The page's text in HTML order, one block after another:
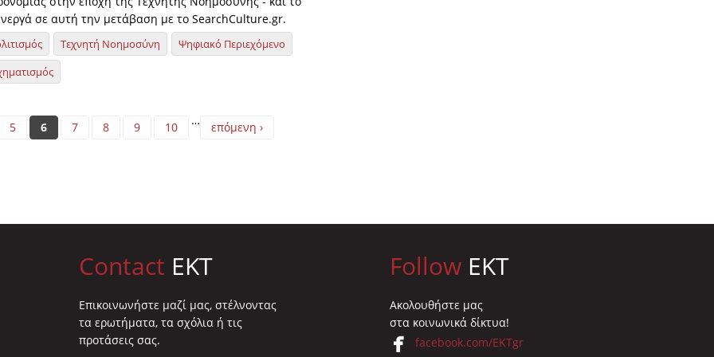
σε αυτή την μετάβαση με το SearchCulture.gr.
Τεχνητή Νοημοσύνη
Ψηφιακό Περιεχόμενο
5 6 7 8 9 10 … επόμενη ›
Contact EKT
Επικοινωνήστε μαζί μας, στέλνοντας
τα ερωτήματα, τα σχόλια ή τις
προτάσεις σας.
Follow EKT
Ακολουθήστε μας
στα κοινωνικά δίκτυα!
facebook.com/EKTgr